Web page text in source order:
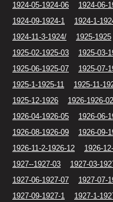
1924-05-1924-06
1924-06-
1924-09-1924-1
1924-1-
1924-11-3-1924/
1925-1925
1925-02-1925-03
1925-03-
1925-06-1925-07
1925-07-
1925-1-1925-11
1925-11-
1925-12-1926
1926-1926-02
1926-04-1926-05
1926-06-
1926-08-1926-09
1926-09-
1926-11-2-1926-12
1926-
1927--1927-03
1927-03-
1927-06-1927-07
1927-07-
1927-09-1927-1
1927-1-